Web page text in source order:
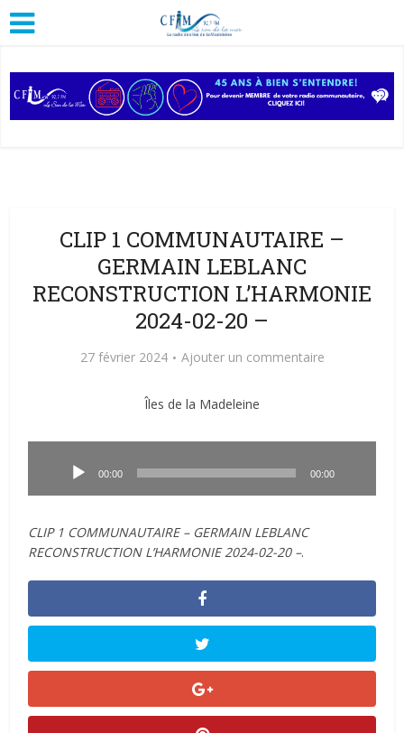
CLIP 1 COMMUNAUTAIRE –
GERMAIN LEBLANC
RECONSTRUCTION L’HARMONIE
2024-02-20 –
27 février 2024 Ajouter un commentaire
Îles de la Madeleine
00:00 00:00
CLIP 1 COMMUNAUTAIRE – GERMAIN LEBLANC
RECONSTRUCTION L’HARMONIE 2024-02-20 –.